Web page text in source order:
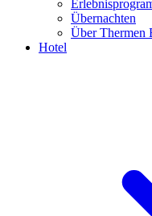
Übernachten
Über Thermen
Hotel